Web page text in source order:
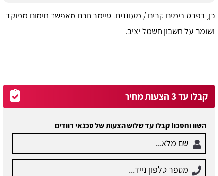
כן, בפרט בימים קרים / מעוננים. טיימר חכם מאפשר חימום ממוקד
ושומר על חשבון חשמל יציב.
קבלו עד 3 הצעות מחיר
השוו וחסכו! קבלו עד שלוש הצעות של טכנאי דוודים